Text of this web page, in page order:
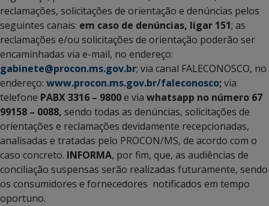
reclamações, solicitações de orientação e denúncias pelos
seguintes canais: em caso de denúncias, ligar 151; as
reclamações e/ou solicitações de orientação poderão ser
encaminhadas via e-mail, no endereço:
gabinete@procon.ms.gov.br; via canal FALECONOSCO, no
endereço: www.procon.ms.gov.br/faleconosco;via
telefone PABX 3316 – 9800e via whatsapp no número 67
99158 – 0088, sendo todas as denúncias, solicitações de
orientações e reclamações devidamente recepcionadas,
analisadas e tratadas pelo PROCON/MS, de acordo com o
caso concreto. INFORMA, por fim, que, as audiências de
conciliação suspensas serão realizadas futuramente, sendo
os consumidores e fornecedores notificados em tempo
oportuno.